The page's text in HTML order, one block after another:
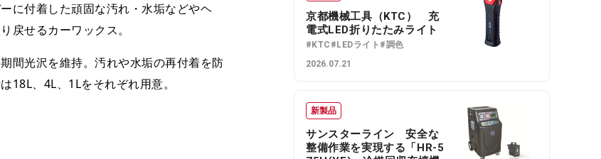
に付着した頑固な汚れ・水垢などやヘ
戻せるカーワックス。
間光沢を維持。汚れや水垢の再付着を防
18L、4L、1Lをそれぞれ用意。
京都機械工具（KTC） 充
電式LED折りたたみライト
#KTC #LEDライト #調色
2026.07.21
新製品
サンスターライン 安全な
整備作業を実現する「HR-5